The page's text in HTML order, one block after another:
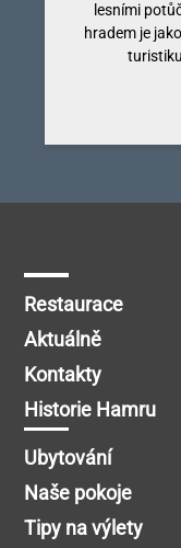
lesními
hradem je
Restaurace
Aktuálně
Kontakty
Historie Hamru
Ubytování
Naše pokoje
Tipy na výlety